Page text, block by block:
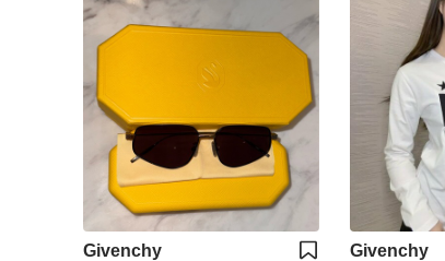
Givenchy Givenchy